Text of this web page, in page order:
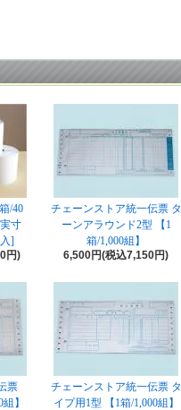
/40
寸
]
円)
チェーンストア統一伝票 タ
ーンアラウンド2型 【1
箱/1,000組】
6,500円(税込7,150円)
票
】
チェーンストア統一伝票 タ
イプ用1型 【1箱/1,000組】